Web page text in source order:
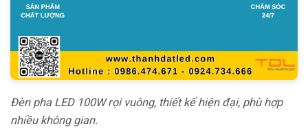
Đèn pha LED 100W rọi vuông, thiết kế hiện đại, phù hợp
nhiều không gian.